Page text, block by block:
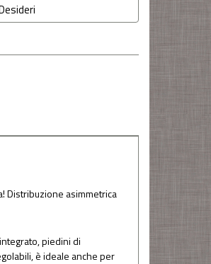
Distribuzione asimmetrica
piedini di
è ideale anche per